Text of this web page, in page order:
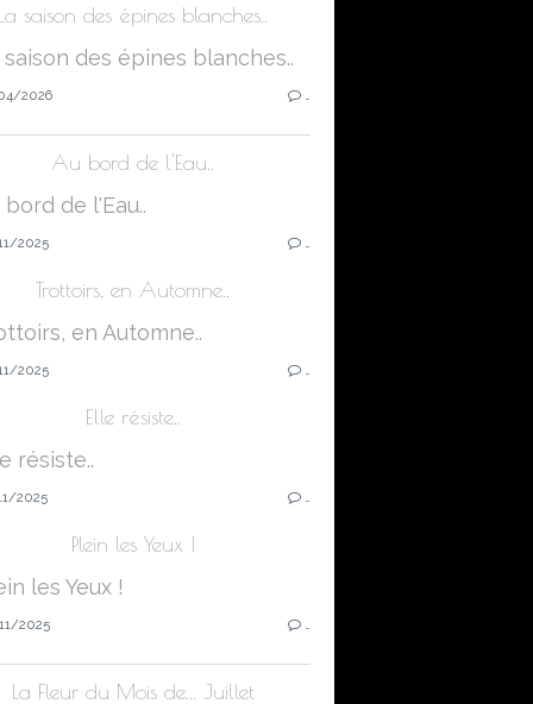
La saison des épines blanches..
2026
Au bord de l'Eau..
2025
Trottoirs, en Automne..
2025
Elle résiste..
2025
Plein les Yeux !
2025
La Fleur du Mois de... Juillet